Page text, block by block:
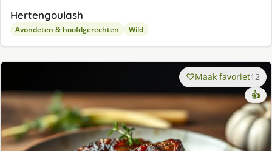
Hertengoulash
Avondeten & hoofdgerechten Wild
Maak favoriet12
👍